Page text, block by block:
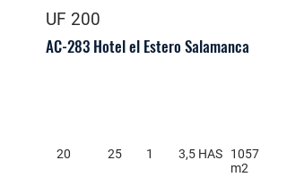
UF 200
AC-283 Hotel el Estero Salamanca
20 25 1 3,5 HAS
1057
m2